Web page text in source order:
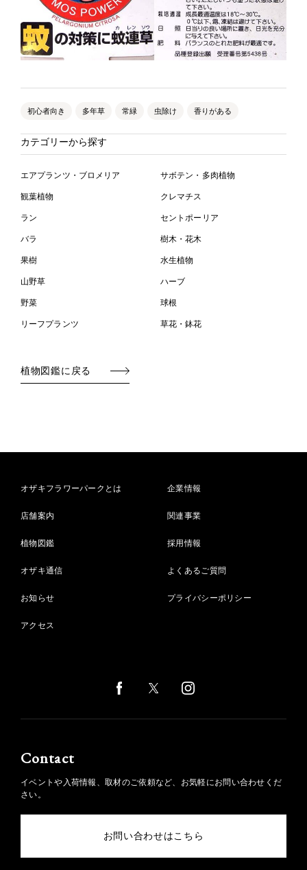
初心者向き 多年草 常緑 虫除け 香りがある
カテゴリーから探す
エアプランツ・ブロメリア サボテン・多肉植物
観葉植物 クレマチス
ラン セントポーリア
バラ 樹木・花木
果樹 水生植物
山野草 ハーブ
野菜 球根
リーフプランツ 草花・鉢花
植物図鑑に戻る
オザキフラワーパークとは
店舗案内
植物図鑑
オザキ通信
お知らせ
アクセス
企業情報
関連事業
採用情報
よくあるご質問
プライバシーポリシー
Contact
イベントや入荷情報、取材のご依頼など、お気軽にお問い合わせくだ
さい。
お問い合わせはこちら